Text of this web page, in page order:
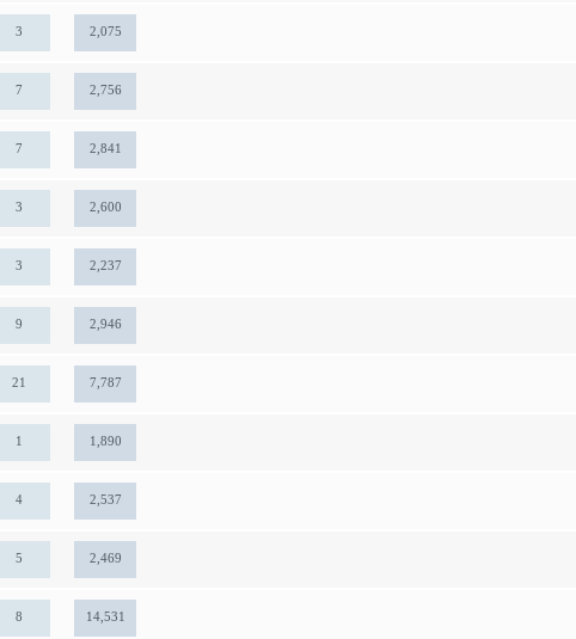
3 2,075
7 2,756
7 2,841
3 2,600
3 2,237
9 2,946
21 7,787
1 1,890
4 2,537
5 2,469
8 14,531